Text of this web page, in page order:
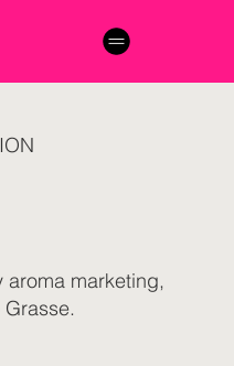
aroma marketing,